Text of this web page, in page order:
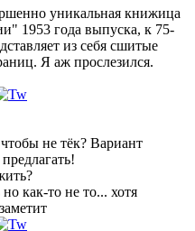
уникальная книжица
1953 года выпуска, к 75-
из себя сшитые
Я аж прослезился.
не тёк? Вариант
как-то не то... хотя